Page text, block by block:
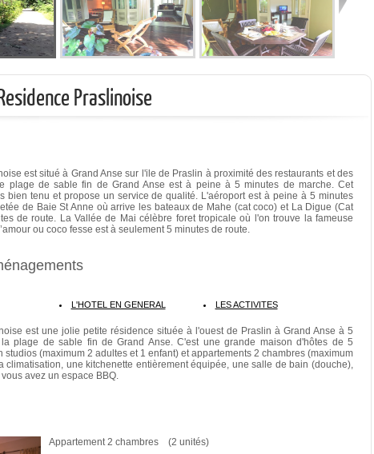
Praslinoise
est situé à Grand Anse sur l'ile de Praslin à proximité des restaurants et des
plage de sable fin de Grand Anse est à peine à 5 minutes de marche. Cet
bien tenu et propose un service de qualité. L'aéroport est à peine à 5 minutes
de Baie St Anne où arrive les bateaux de Mahe (cat coco) et La Digue (Cat
de route. La Vallée de Mai célèbre foret tropicale où l'on trouve la fameuse
ou coco fesse est à seulement 5 minutes de route.
L'HOTEL EN GENERAL LES ACTIVITES
est une jolie petite résidence située à l'ouest de Praslin à Grand Anse à 5
plage de sable fin de Grand Anse. C'est une grande maison d'hôtes de 5
studios (maximum 2 adultes et 1 enfant) et appartements 2 chambres (maximum
climatisation, une kitchenette entièrement équipée, une salle de bain (douche),
avez un espace BBQ.
Appartement 2 chambres (2 unités)